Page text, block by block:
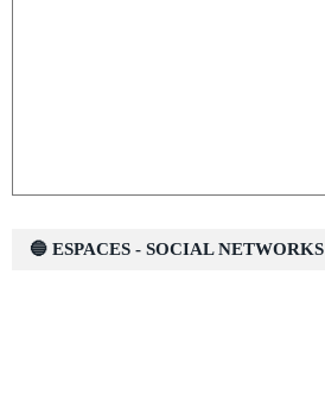
🔵 ESPACES - SOCIAL NETWORKS